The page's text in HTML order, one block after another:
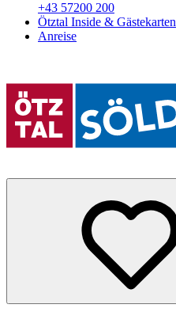
+43 57200 200
Ötztal Inside & Gästekarten
Anreise